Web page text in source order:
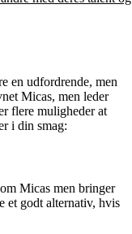
en udfordrende, men
Micas, men leder
flere muligheder at
i din smag:
Micas men bringer
et godt alternativ, hvis